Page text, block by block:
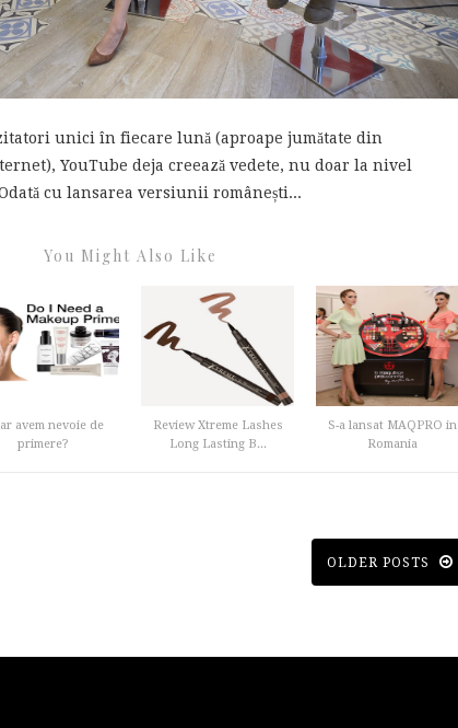
unici în fiecare lună (aproape jumătate din
YouTube deja creează vedete, nu doar la nivel
cu lansarea versiunii românești...
You Might Also Like
avem nevoie de
primere?
Review Xtreme Lashes
Long Lasting B...
S-a lansat MAQPRO in
Romania
OLDER POSTS